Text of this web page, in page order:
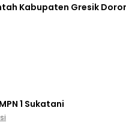
Kabupaten Gresik
1 Sukatani